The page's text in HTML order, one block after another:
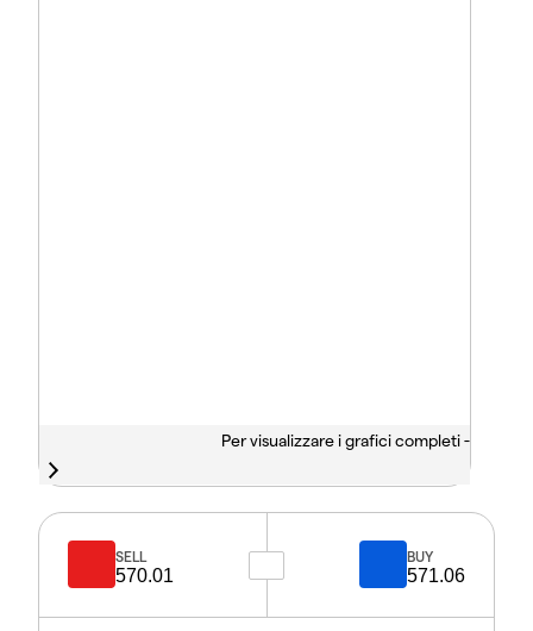
Per visualizzare i grafici completi -
SELL
570.01
BUY
571.06